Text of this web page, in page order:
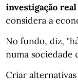
investigação
considera a
No fundo, diz,
numa sociedade
Criar